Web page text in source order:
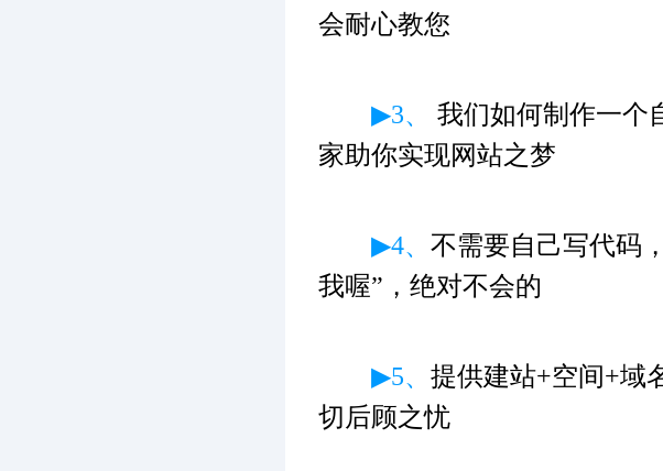
会耐心教您
▶3、 我们如何制作一个
家助你实现网站之梦
▶4、 不需要自己写代码
我喔”，绝对不会的
▶5、 提供建站+空间+域
切后顾之忧